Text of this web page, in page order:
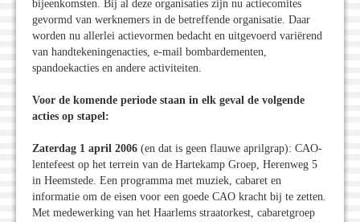
bijeenkomsten. Bij al deze organisaties zijn nu actiecomites
gevormd van werknemers in de betreffende organisatie. Daar
worden nu allerlei actievormen bedacht en uitgevoerd variërend
van handtekeningenacties, e-mail bombardementen,
spandoekacties en andere activiteiten.
Voor de komende periode staan in elk geval de volgende
acties op stapel:
Zaterdag 1 april 2006 (en dat is geen flauwe aprilgrap): CAO-
lentefeest op het terrein van de Hartekamp Groep, Herenweg 5
in Heemstede. Een programma met muziek, cabaret en
informatie om de eisen voor een goede CAO kracht bij te zetten.
Met medewerking van het Haarlems straatorkest, cabaretgroep